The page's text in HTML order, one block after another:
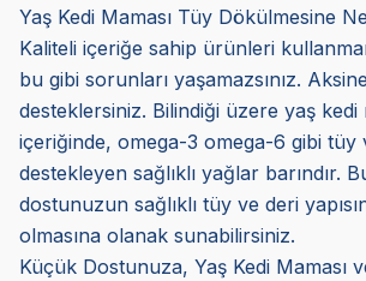
Yaş Kedi Maması Tüy Dökülmesine
Kaliteli içeriğe sahip ürünleri
bu gibi sorunları yaşamazsınız.
desteklersiniz. Bilindiği üzere yaş kedi
içeriğinde, omega-3 omega-6 gibi tüy
destekleyen sağlıklı yağlar barındır.
dostunuzun sağlıklı tüy ve deri
olmasına olanak sunabilirsiniz.
Küçük Dostunuza, Yaş Kedi Maması